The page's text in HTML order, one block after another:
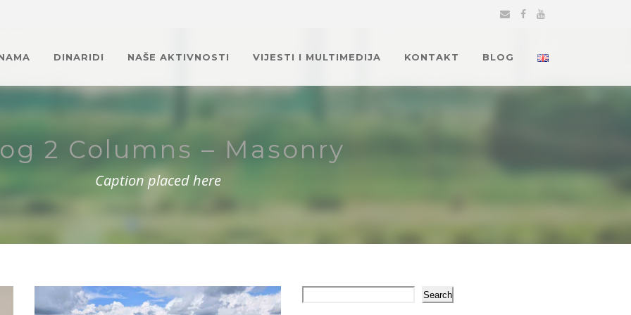
DINARIDI NAŠE AKTIVNOSTI VIJESTI I MULTIMEDIJA KONTAKT BLOG
2 Columns – Masonry
Caption placed here
Search